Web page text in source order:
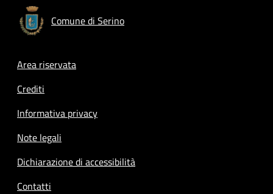
Comune di Serino
Footer menu
Area riservata
Crediti
Informativa privacy
Note legali
Dichiarazione di accessibilità
Contatti